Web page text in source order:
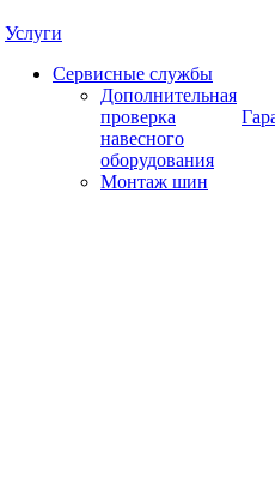
Услуги
Сервисные службы
Дополнительная
проверка
навесного
оборудования
Монтаж шин